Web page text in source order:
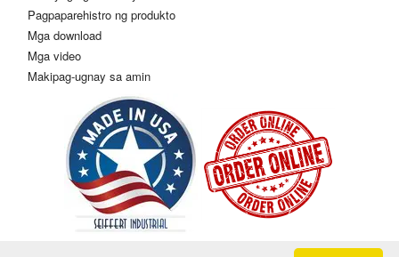
Pagpaparehistro ng produkto
Mga download
Mga video
Makipag-ugnay sa amin